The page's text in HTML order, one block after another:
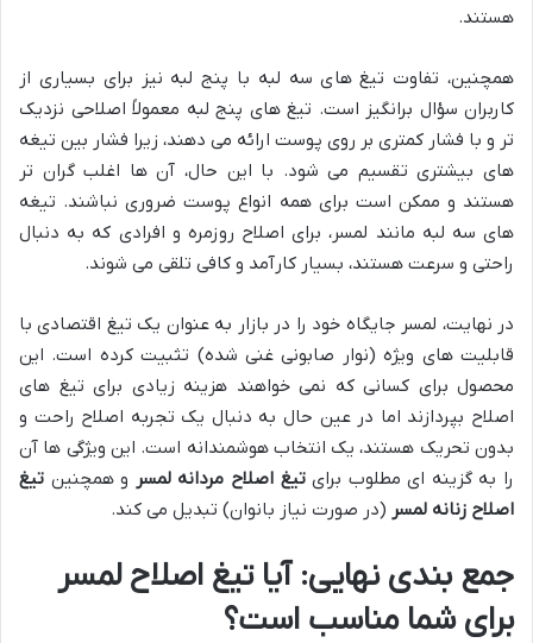
هستند.
همچنین، تفاوت تیغ های سه لبه با پنج لبه نیز برای بسیاری از
کاربران سؤال برانگیز است. تیغ های پنج لبه معمولاً اصلاحی نزدیک
تر و با فشار کمتری بر روی پوست ارائه می دهند، زیرا فشار بین تیغه
های بیشتری تقسیم می شود. با این حال، آن ها اغلب گران تر
هستند و ممکن است برای همه انواع پوست ضروری نباشند. تیغه
های سه لبه مانند لمسر، برای اصلاح روزمره و افرادی که به دنبال
راحتی و سرعت هستند، بسیار کارآمد و کافی تلقی می شوند.
در نهایت، لمسر جایگاه خود را در بازار به عنوان یک تیغ اقتصادی با
قابلیت های ویژه (نوار صابونی غنی شده) تثبیت کرده است. این
محصول برای کسانی که نمی خواهند هزینه زیادی برای تیغ های
اصلاح بپردازند اما در عین حال به دنبال یک تجربه اصلاح راحت و
بدون تحریک هستند، یک انتخاب هوشمندانه است. این ویژگی ها آن
را به گزینه ای مطلوب برایتیغ اصلاح مردانه لمسر و همچنین تیغ
اصلاح زنانه لمسر (در صورت نیاز بانوان) تبدیل می کند.
جمع بندی نهایی: آیا تیغ اصلاح لمسر
برای شما مناسب است؟